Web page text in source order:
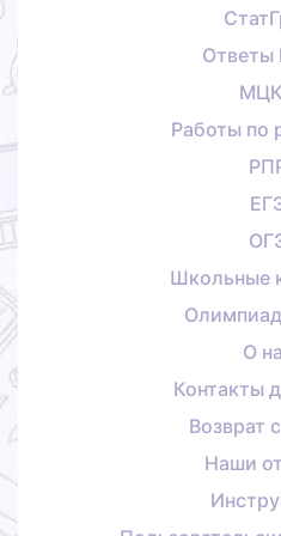
Работы по
Школьные
О
Контакты
Возврат
Наши